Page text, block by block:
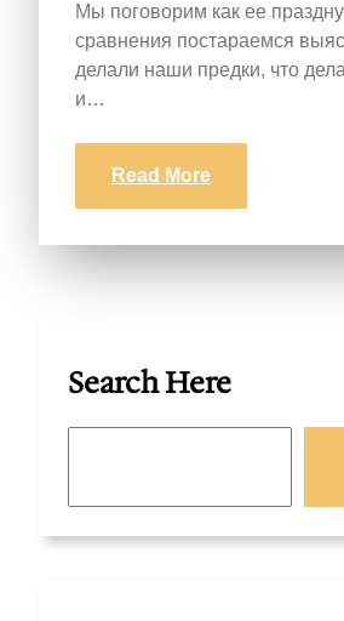
Мы поговорим как ее
сравнения постараемся
делали наши предки, что
и…
Read More
Search Here